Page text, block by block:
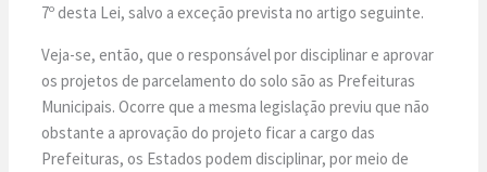
7º desta Lei, salvo a exceção prevista no artigo seguinte.
Veja-se, então, que o responsável por disciplinar e aprovar
os projetos de parcelamento do solo são as Prefeituras
Municipais. Ocorre que a mesma legislação previu que não
obstante a aprovação do projeto ficar a cargo das
Prefeituras, os Estados podem disciplinar, por meio de